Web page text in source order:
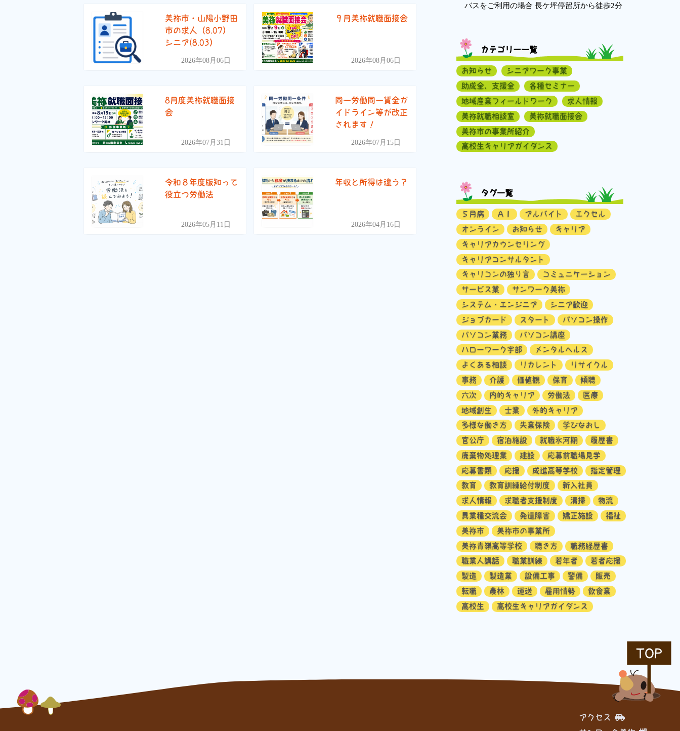
美祢市・山陽小野田
市の求人（8.07）
シニア(8.03）
2026年08月06日
９月美祢就職面接会
2026年08月06日
8月度美祢就職面接
会
2026年07月31日
同一労働同一賃金ガ
イドライン等が改正
されます！
2026年07月15日
令和８年度版知って
役立つ労働法
2026年05月11日
年収と所得は違う？
2026年04月16日
バスをご利用の場合 長ケ坪停留所から徒歩2分
カテゴリー一覧
お知らせ
シニアワーク事業
助成金、支援金
各種セミナー
地域産業フィールドワーク
求人情報
美祢就職相談室
美祢就職面接会
美祢市の事業所紹介
高校生キャリアガイダンス
タグ一覧
５月病 ＡＩ アルバイト
エクセル
オンライン
お知らせ
キャリア
キャリアカウンセリング
キャリアコンサルタント
キャリコンの独り言
コミュニケーション
サービス業
サンワーク美祢
システム・エンジニア
シニア歓迎
ジョブカード
スタート
パソコン操作
パソコン業務
パソコン講座
ハローワーク宇部
メンタルヘルス
よくある相談
リカレント
リサイクル
事務
介護 価値観 保育
傾聴
六次
内的キャリア 労働法
医療
地域創生
士業
外的キャリア
多様な働き方
失業保険
学びなおし
官公庁
宿泊施設 就職氷河期
履歴書
廃棄物処理業
建設
応募前職場見学
応募書類
応援 成進高等学校
指定管理
教育
教育訓練給付制度
新入社員
求人情報
求職者支援制度 清掃
物流
異業種交流会
発達障害 矯正施設
福祉
美祢市
美祢市の事業所
美祢青嶺高等学校
聴き方
職務経歴書
職業人講話
職業訓練 若年者
若者応援
製造
製造業 設備工事 警備
販売
転職
農林 運送 雇用情勢
飲食業
高校生
高校生キャリアガイダンス
TOP
アクセス